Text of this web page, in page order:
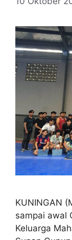
KUNINGAN
sampai awal
Keluarga